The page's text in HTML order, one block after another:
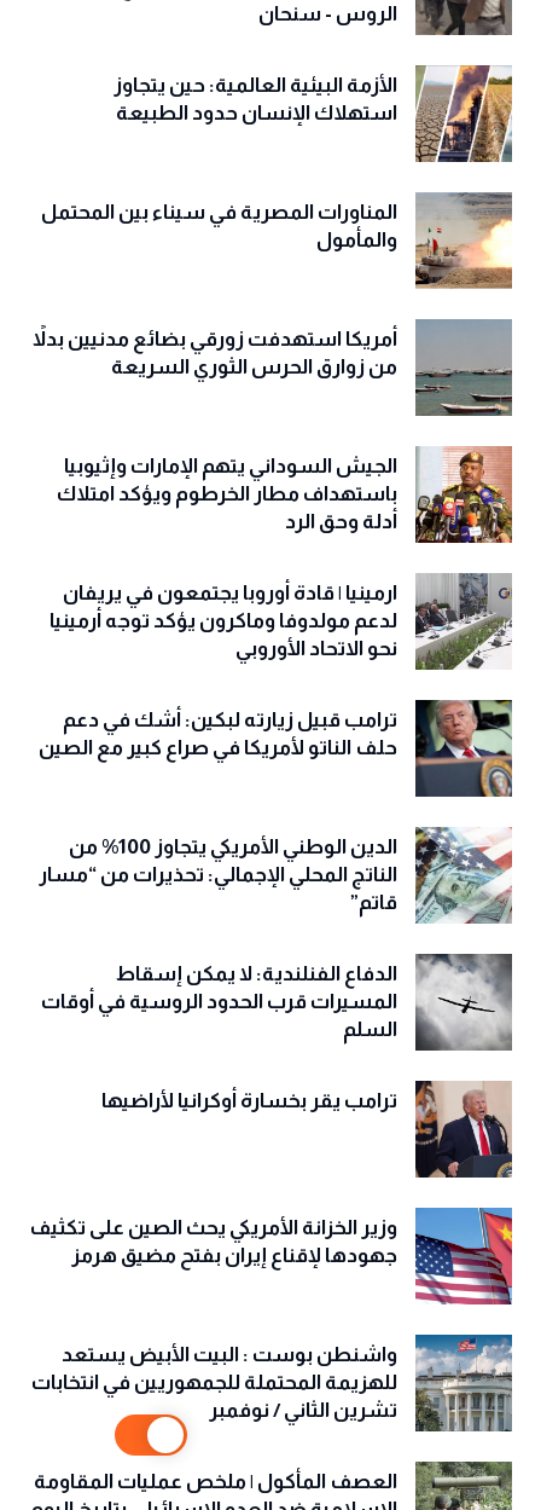
الروس - سنحان
الأزمة البيئية العالمية: حين يتجاوز
استهلاك الإنسان حدود الطبيعة
المناورات المصرية في سيناء بين المحتمل
والمأمول
أمريكا استهدفت زورقي بضائع مدنيين بدلاً
من زوارق الحرس الثوري السريعة
الجيش السوداني يتهم الإمارات وإثيوبيا
باستهداف مطار الخرطوم ويؤكد امتلاك
أدلة وحق الرد
ارمينيا | قادة أوروبا يجتمعون في يريفان
لدعم مولدوفا وماكرون يؤكد توجه أرمينيا
نحو الاتحاد الأوروبي
ترامب قبيل زيارته لبكين: أشك في دعم
حلف الناتو لأمريكا في صراع كبير مع الصين
الدين الوطني الأمريكي يتجاوز 100% من
الناتج المحلي الإجمالي: تحذيرات من “مسار
قاتم”
الدفاع الفنلندية: لا يمكن إسقاط
المسيرات قرب الحدود الروسية في أوقات
السلم
ترامب يقر بخسارة أوكرانيا لأراضيها
وزير الخزانة الأمريكي يحث الصين على تكثيف
جهودها لإقناع إيران بفتح مضيق هرمز
واشنطن بوست : البيت الأبيض يستعد
للهزيمة المحتملة للجمهوريين في انتخابات
تشرين الثاني / نوفمبر
العصف المأكول | ملخص عمليات المقاومة